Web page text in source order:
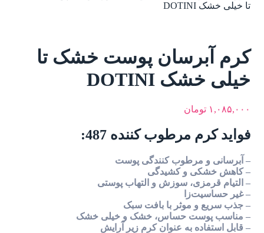
تا خیلی خشک DOTINI
کرم آبرسان پوست خشک تا
خیلی خشک DOTINI
۱,۰۸۵,۰۰۰ تومان
فواید کرم مرطوب کننده 487:
– آبرسانی و مرطوب کنندگی پوست
– کاهش خشکی و کشیدگی
– التیام قرمزی، سوزش و التهاب پوستی
– غیر حساسیت‌زا
– جذب سریع و موثر با بافت سبک
– مناسب پوست حساس، خشک و خیلی خشک
– قابل استفاده به عنوان کرم زیر آرایش